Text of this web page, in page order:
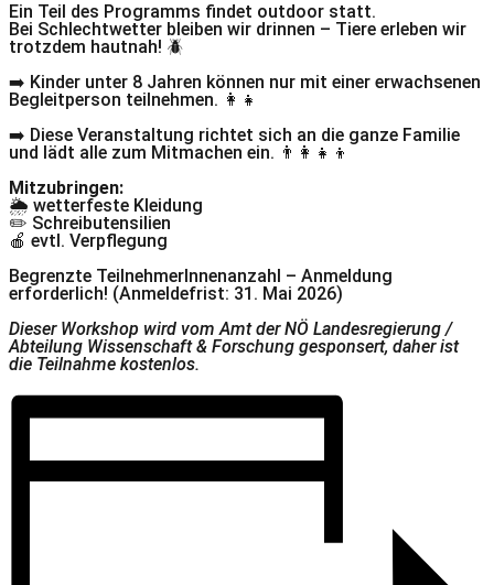
Ein Teil des Programms findet outdoor statt.
Bei Schlechtwetter bleiben wir drinnen – Tiere erleben wir
trotzdem hautnah! 🪲
➡️ Kinder unter 8 Jahren können nur mit einer erwachsenen
Begleitperson teilnehmen. 👩‍👧
➡️ Diese Veranstaltung richtet sich an die ganze Familie
und lädt alle zum Mitmachen ein. 👨‍👩‍👧‍👦
Mitzubringen:
🌦️ wetterfeste Kleidung
✏️ Schreibutensilien
🍎 evtl. Verpflegung
Begrenzte TeilnehmerInnenanzahl – Anmeldung
erforderlich! (Anmeldefrist: 31. Mai 2026)
Dieser Workshop wird vom Amt der NÖ Landesregierung /
Abteilung Wissenschaft & Forschung gesponsert, daher ist
die Teilnahme kostenlos.